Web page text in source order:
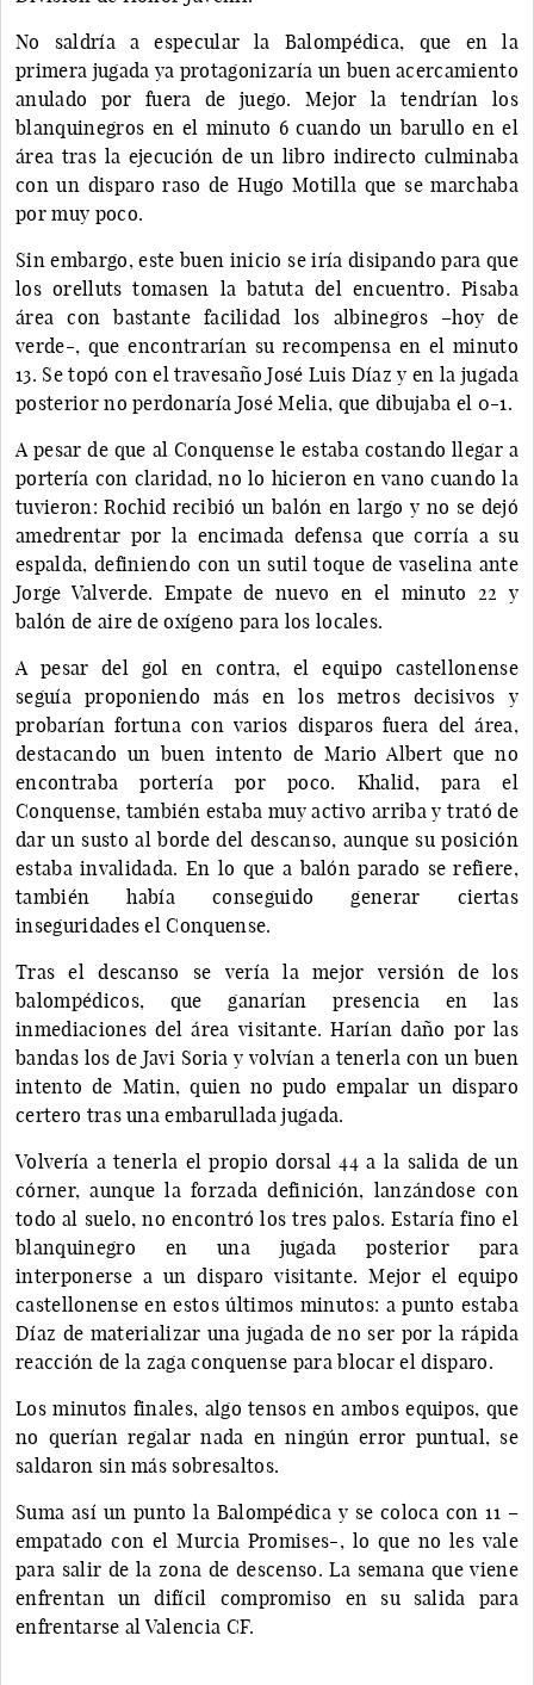
No saldría a especular la Balompédica, que en la
primera jugada ya protagonizaría un buen acercamiento
anulado por fuera de juego. Mejor la tendrían los
blanquinegros en el minuto 6 cuando un barullo en el
área tras la ejecución de un libro indirecto culminaba
con un disparo raso de Hugo Motilla que se marchaba
por muy poco.
Sin embargo, este buen inicio se iría disipando para que
los orelluts tomasen la batuta del encuentro. Pisaba
área con bastante facilidad los albinegros –hoy de
verde-, que encontrarían su recompensa en el minuto
13. Se topó con el travesaño José Luis Díaz y en la jugada
posterior no perdonaría José Melia, que dibujaba el 0-1.
A pesar de que al Conquense le estaba costando llegar a
portería con claridad, no lo hicieron en vano cuando la
tuvieron: Rochid recibió un balón en largo y no se dejó
amedrentar por la encimada defensa que corría a su
espalda, definiendo con un sutil toque de vaselina ante
Jorge Valverde. Empate de nuevo en el minuto 22 y
balón de aire de oxígeno para los locales.
A pesar del gol en contra, el equipo castellonense
seguía proponiendo más en los metros decisivos y
probarían fortuna con varios disparos fuera del área,
destacando un buen intento de Mario Albert que no
encontraba portería por poco. Khalid, para el
Conquense, también estaba muy activo arriba y trató de
dar un susto al borde del descanso, aunque su posición
estaba invalidada. En lo que a balón parado se refiere,
también había conseguido generar ciertas
inseguridades el Conquense.
Tras el descanso se vería la mejor versión de los
balompédicos, que ganarían presencia en las
inmediaciones del área visitante. Harían daño por las
bandas los de Javi Soria y volvían a tenerla con un buen
intento de Matin, quien no pudo empalar un disparo
certero tras una embarullada jugada.
Volvería a tenerla el propio dorsal 44 a la salida de un
córner, aunque la forzada definición, lanzándose con
todo al suelo, no encontró los tres palos. Estaría fino el
blanquinegro en una jugada posterior para
interponerse a un disparo visitante. Mejor el equipo
castellonense en estos últimos minutos: a punto estaba
Díaz de materializar una jugada de no ser por la rápida
reacción de la zaga conquense para blocar el disparo.
Los minutos finales, algo tensos en ambos equipos, que
no querían regalar nada en ningún error puntual, se
saldaron sin más sobresaltos.
Suma así un punto la Balompédica y se coloca con 11 –
empatado con el Murcia Promises-, lo que no les vale
para salir de la zona de descenso. La semana que viene
enfrentan un difícil compromiso en su salida para
enfrentarse al Valencia CF.